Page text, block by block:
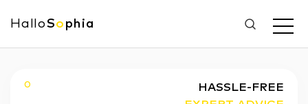
HalloSo phia
O
HASSLE-FREE